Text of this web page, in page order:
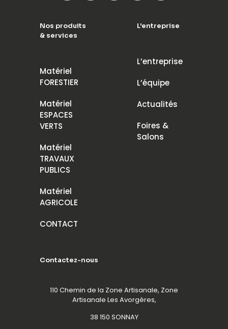
Nos produits
& services
Matériel
FORESTIER
Matériel
ESPACES
VERTS
Matériel
TRAVAUX
PUBLICS
Matériel
AGRICOLE
CONTACT
L'entreprise
L’entreprise
L’équipe
Actualités
Foires &
Salons
Contactez-nous
110 Chemin de la Zone Artisanale, Zone
Artisanale Les Avorgères,
38 150 SONNAY